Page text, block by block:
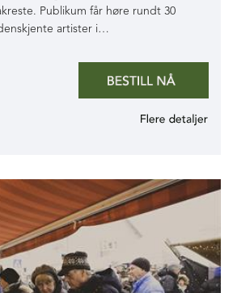
Publikum får høre rundt 30
artister i…